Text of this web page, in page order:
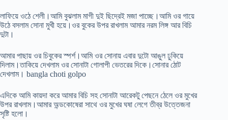
লাফিয়ে ওঠে শেলী।আমি বুঝলাম মাগী দুই ছিদ্রেই মজা পাচ্ছে।আমি ওর গায়ে
উঠে বসলাম সোনা মুখী হয়ে।ওর বুকের উপর রাখলাম আমার নরম লিঙ্গ আর বিচি
দুটা।
আমার পাছায় ওর চিবুকের স্পর্শ।আমি ওর সোনায় এবার দুটো আঙুল ঢুকিয়ে
দিলাম।তাকিয়ে দেখলাম ওর সোনাটা গোলাপী ভেতরের দিকে।সোনার ঠোট
দেখলাম। bangla choti golpo
এদিকে আমি কায়দা করে আমার বিচি সহ সোনাটা আরেকটু পেছনে ঠেলে ওর মুখের
উপর রাখলাম।আমার অন্ডকোষেরা সাথে ওর মুখের ঘষা লেগে তীব্র উত্তেজনা
সৃষ্টি হলো।